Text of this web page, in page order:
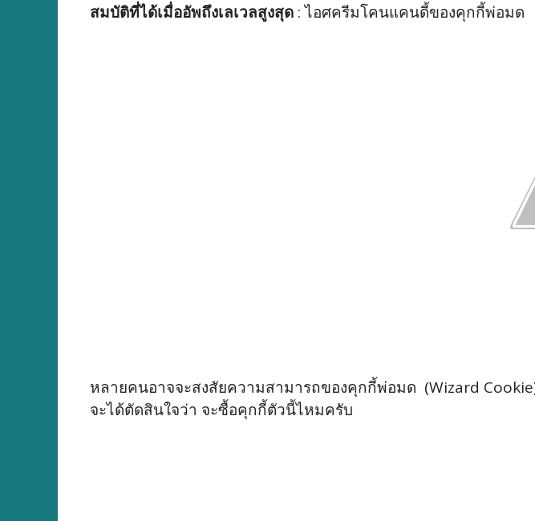
สมบัติที่ได้เมื่ออัพถึงเลเวลสูงสุด : ไอศครีมโคนแคนดี้ของคุกกี้พ่อมด
หลายคนอาจจะสงสัยความสามารถของคุกกี้พ่อมด (Wizard
จะได้ตัดสินใจว่า จะซื้อคุกกี้ตัวนี้ไหมครับ